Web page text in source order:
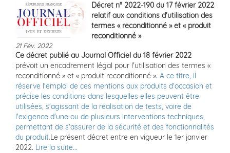
Décret n° 2022-190 du 17 février 2022
relatif aux conditions d'utilisation des
termes « reconditionné » et « produit
reconditionné »
21 Fév. 2022
Ce décret publié au Journal Officiel du 18 février 2022
prévoit un encadrement légal pour l'utilisation des termes «
reconditionné » et « produit reconditionné ». A ce titre, il
réserve l'emploi de ces mentions aux produits d'occasion et
précise les conditions dans lesquelles elles peuvent être
utilisées, s'agissant de la réalisation de tests, voire de
l'exigence d'une ou de plusieurs interventions techniques,
permettant de s'assurer de la sécurité et des fonctionnalités
du produit.Le présent décret entre en vigueur le 1er janvier
2022. Lire la suite...